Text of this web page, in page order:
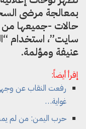
حالات -جميعها
سايت”، استخدام
عنيفة ومؤلمة.
إقرأ أيضاً:
رفعت النقاب عن
غواية…
حرب اليمن: من لم